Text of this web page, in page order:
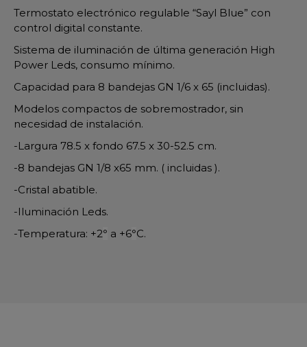
Termostato electrónico regulable “Sayl Blue” con
control digital constante.
Sistema de iluminación de última generación High
Power Leds, consumo mínimo.
Capacidad para 8 bandejas GN 1/6 x 65 (incluidas).
Modelos compactos de sobremostrador, sin
necesidad de instalación.
-Largura 78.5 x fondo 67.5 x 30-52.5 cm.
-8 bandejas GN 1/8 x65 mm. ( incluidas ).
-Cristal abatible.
-Iluminación Leds.
-Temperatura: +2° a +6°C.